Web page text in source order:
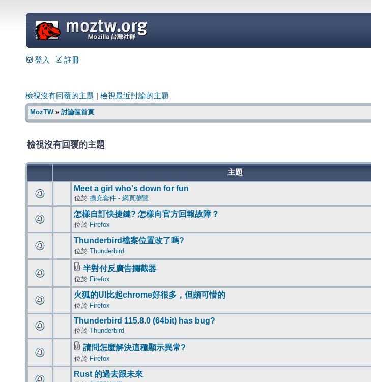
=
登入 註冊
檢視沒有回覆的主題 檢視最近討論的主題
MozTW» 討論區首頁
檢視沒有回覆的主題
主題
Meet a girl who's down for fun
位於 擴充套件 - 網頁瀏覽
怎樣自訂快捷鍵? 怎樣向官方回報故障？
位於 Firefox
Thunderbird檔案位置改了嗎?
位於 Thunderbird
半對付反廣告攔截器
位於 Firefox
火狐的UI比起chrome好很多，但頗可惜的
位於 Firefox
Thunderbird 115.8.0 (64bit) has bug?
位於 Thunderbird
請問怎麼解決這種顯示異常?
位於 Firefox
Rust 的過去跟未來